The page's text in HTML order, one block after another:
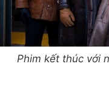
Phim kết thúc với